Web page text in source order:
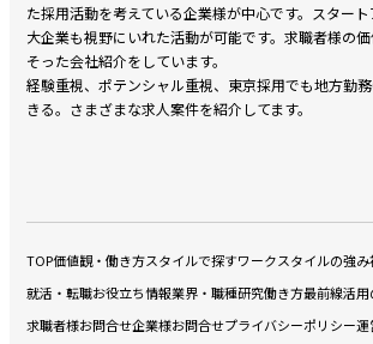
た採⽤活動を考えている企業様が中⼼です。スタート
⼤企業も視野にいれた活動が可能です。求職者様の
そった会社紹介をしています。
経験重視、ポテンシャル重視、東京採⽤でも地⽅勤
きる。さまざまな求⼈案件を紹介してます。
TOP価値観・働き方スタイルで探すワークスタイルの強み
就活・転職お役立ち情報業界・職種研究働き方最前線活用
求職者様お問合せ企業様お問合せプライバシーポリシー運